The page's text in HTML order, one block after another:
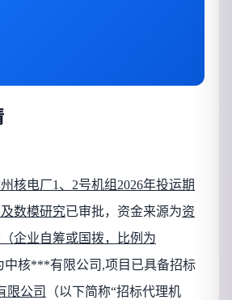
核电厂1、2号机组2026年投运期
数模研究已审批，资金来源为资
企业自筹或国拨，比例为
中核***有限公司 ,项目已具备招标
限公司
（以下简称“招标代理机